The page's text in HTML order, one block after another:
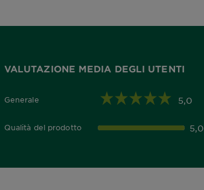
VALUTAZIONE MEDIA DEGLI UTENTI
Generale
5,0 out of 5 stars 5,0
Qualità del prodotto
5,0 out of 5 stars 5,0